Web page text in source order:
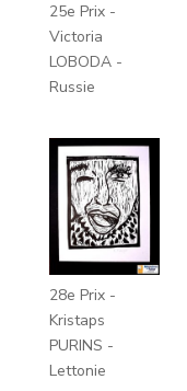
25e Prix -
Victoria
LOBODA -
Russie
28e Prix -
Kristaps
PURINS -
Lettonie